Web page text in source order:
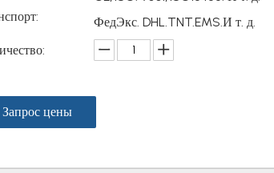
ФедЭкс. DHL.TNT.EMS.И т. д.
Запрос цены